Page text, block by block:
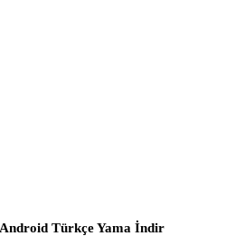
Türkçe Yama İndir